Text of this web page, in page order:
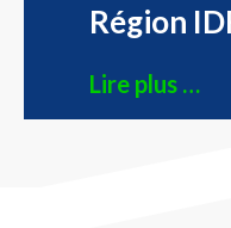
Région
Lire plus …